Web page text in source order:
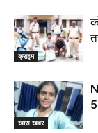
क्राइम
खास खबर